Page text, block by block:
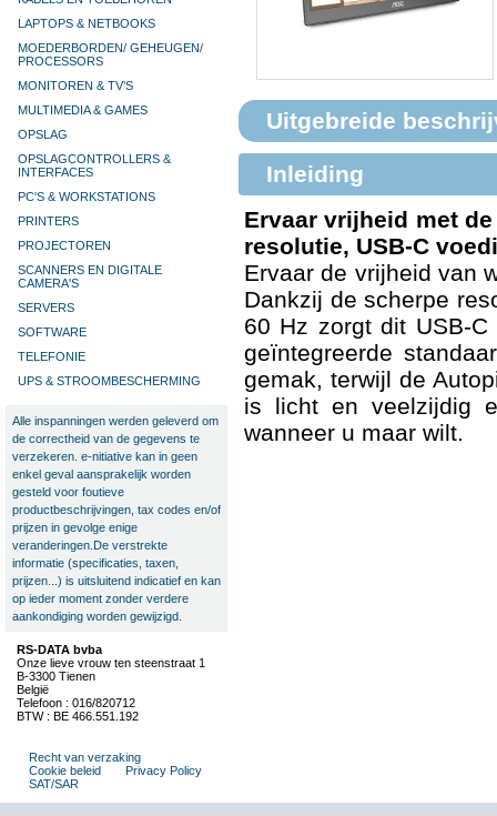
LAPTOPS & NETBOOKS
MOEDERBORDEN/ GEHEUGEN/
PROCESSORS
MONITOREN & TV’S
MULTIMEDIA & GAMES
OPSLAG
OPSLAGCONTROLLERS &
INTERFACES
PC'S & WORKSTATIONS
PRINTERS
PROJECTOREN
SCANNERS EN DIGITALE
CAMERA'S
SERVERS
SOFTWARE
TELEFONIE
UPS & STROOMBESCHERMING
Alle inspanningen werden geleverd om
de correctheid van de gegevens te
verzekeren. e-nitiative kan in geen
enkel geval aansprakelijk worden
gesteld voor foutieve
productbeschrijvingen, tax codes en/of
prijzen in gevolge enige
veranderingen.De verstrekte
informatie (specificaties, taxen,
prijzen...) is uitsluitend indicatief en kan
op ieder moment zonder verdere
aankondiging worden gewijzigd.
RS-DATA bvba
Onze lieve vrouw ten steenstraat 1
B-3300 Tienen
België
Telefoon : 016/820712
BTW : BE 466.551.192
Recht van verzaking
Cookie beleid
Privacy Policy
SAT/SAR
Uitgebreide
Inleiding
Ervaar vrijheid met
resolutie, USB-C
Ervaar de vrijheid van
Dankzij de scherpe
60 Hz zorgt dit USB-
geïntegreerde
gemak, terwijl de
is licht en veelzijdig
wanneer u maar wilt.